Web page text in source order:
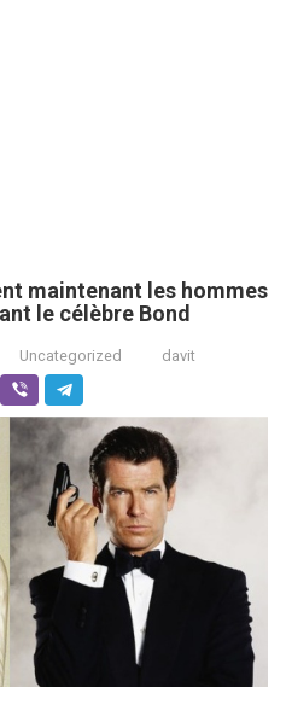
maintenant les hommes
le célèbre Bond
Uncategorized davit